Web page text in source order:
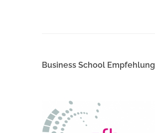
Business School Empfehlung